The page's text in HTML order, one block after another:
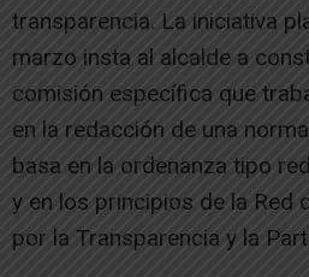
transparencia. La iniciativa
marzo insta al alcalde a
comisión específica que
en la redacción de una
basa en la ordenanza tipo
y en los principios de la Red
por la Transparencia y la